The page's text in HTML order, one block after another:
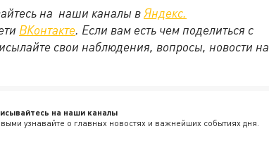
на наши каналы вЯндекс.
ВКонтакте. Если вам есть чем поделиться с
свои наблюдения, вопросы, новости на
на наши каналы
узнавайте о главных новостях и важнейших событиях дня.